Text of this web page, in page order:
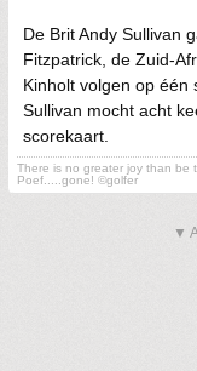
De Brit Andy Sullivan
Fitzpatrick, de Zuid-
Kinholt volgen op één
Sullivan mocht acht
scorekaart.
There is no greater joy than be
Poef.....gone! ©golfer
▼